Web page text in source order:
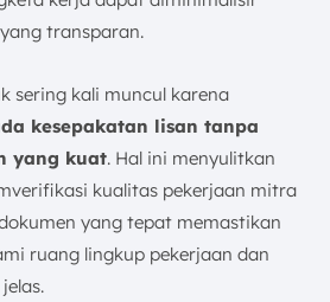
Order
Sistem Pemadam
Order
Proyek Renovasi
Perintah Kerja Infrastruktur
Procurement
Perintah Kerja Pekerjaan
(M&E)
transparan.
sering kali muncul karena
kesepakatan lisan tanpa
yang kuat. Hal ini menyulitkan
kualitas pekerjaan mitra
yang tepat memastikan
ruang lingkup pekerjaan dan